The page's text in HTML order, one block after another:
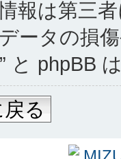
報は第三
ータの損
と phpBB
る